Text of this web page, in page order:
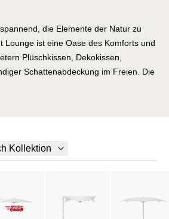
die Elemente der Natur zu
Lounge ist eine Oase des Komforts und
Plüschkissen, Dekokissen,
Schattenabdeckung im Freien. Die
Sonne und am Wasser. Die Crescent
Kollektion